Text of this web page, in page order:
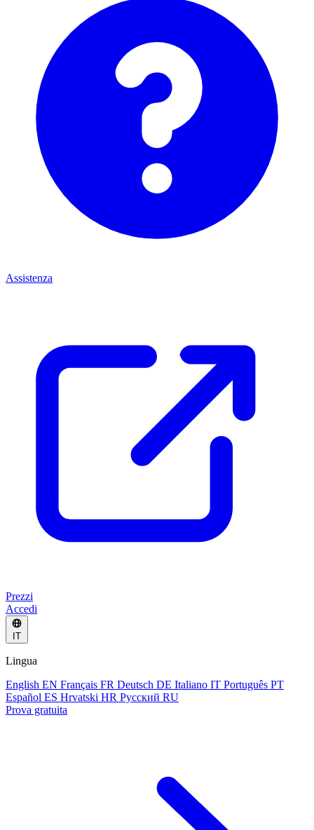
Assistenza
Prezzi
Accedi
IT
Lingua
English EN Français FR Deutsch DE Italiano IT Português PT
Español ES Hrvatski HR Русский RU
Prova gratuita